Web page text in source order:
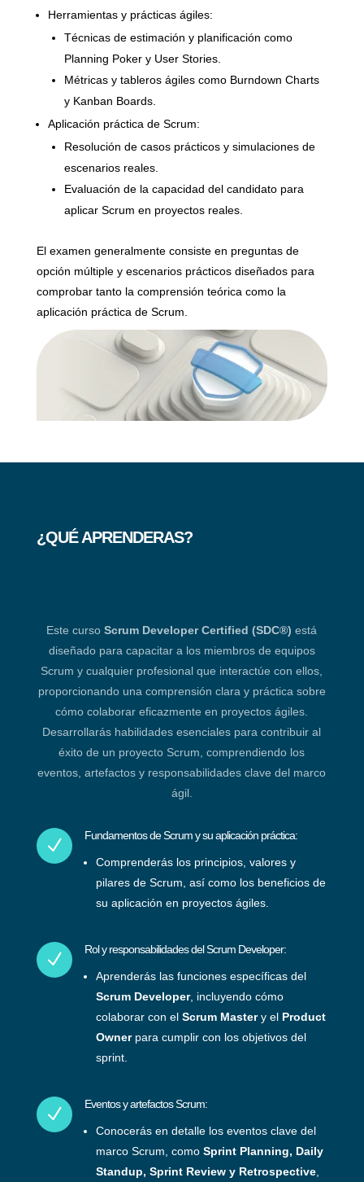
Herramientas y prácticas ágiles:
Técnicas de estimación y planificación como
Planning Poker y User Stories.
Métricas y tableros ágiles como Burndown Charts
y Kanban Boards.
Aplicación práctica de Scrum:
Resolución de casos prácticos y simulaciones de
escenarios reales.
Evaluación de la capacidad del candidato para
aplicar Scrum en proyectos reales.
El examen generalmente consiste en preguntas de
opción múltiple y escenarios prácticos diseñados para
comprobar tanto la comprensión teórica como la
aplicación práctica de Scrum.
¿QUÉ APRENDERAS?
Este cursoScrum Developer Certified (SDC®) está
diseñado para capacitar a los miembros de equipos
Scrum y cualquier profesional que interactúe con ellos,
proporcionando una comprensión clara y práctica sobre
cómo colaborar eficazmente en proyectos ágiles.
Desarrollarás habilidades esenciales para contribuir al
éxito de un proyecto Scrum, comprendiendo los
eventos, artefactos y responsabilidades clave del marco
ágil.
N Fundamentos de Scrum y su aplicación práctica:
Comprenderás los principios, valores y
pilares de Scrum, así como los beneficios de
su aplicación en proyectos ágiles.
N Rol y responsabilidades del Scrum Developer:
Aprenderás las funciones específicas del
Scrum Developer, incluyendo cómo
colaborar con el Scrum Mastery el Product
Ownerpara cumplir con los objetivos del
sprint.
N Eventos y artefactos Scrum:
Conocerás en detalle los eventos clave del
marco Scrum, como Sprint Planning, Daily
Standup, Sprint Review y Retrospective,